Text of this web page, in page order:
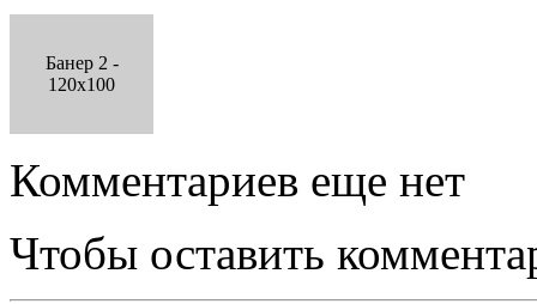
Банер 2 -
120x100
Комментариев еще нет
Чтобы оставить